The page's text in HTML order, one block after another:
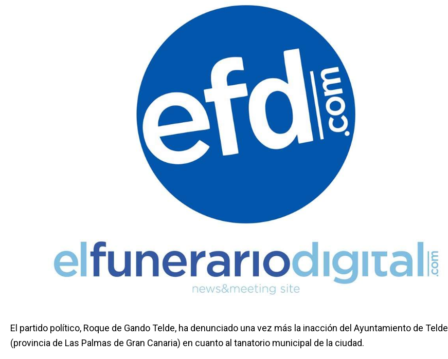
El partido político, Roque de Gando Telde, ha denunciado una vez más la inacción del Ayuntamiento de Telde
(provincia de Las Palmas de Gran Canaria) en cuanto al tanatorio municipal de la ciudad.